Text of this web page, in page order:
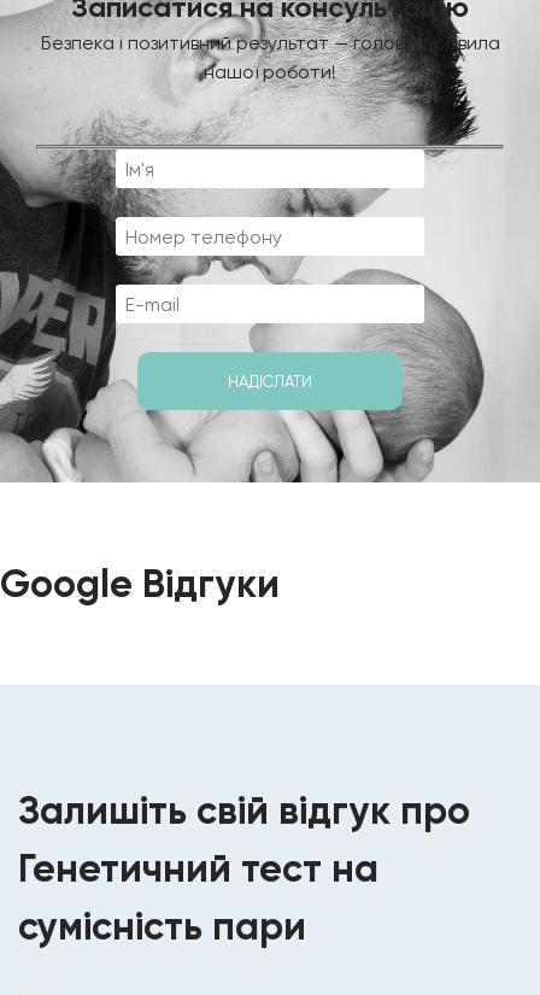
Записатися на консультацію
Безпека і позитивний результат — головні правила
нашої роботи!
Google Відгуки
Залишіть свій відгук про
Генетичний тест на
сумісність пари